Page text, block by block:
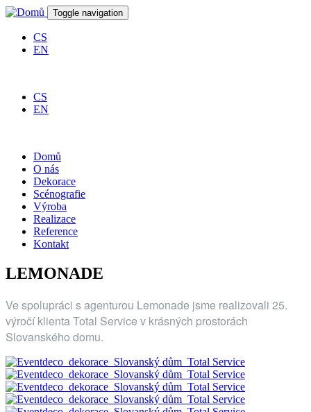
Přejít k hlavnímu obsahu
Toggle navigation
CS
EN
CS
EN
Domů
O nás
Dekorace
Scénografie
Výroba
Realizace
Reference
Kontakt
LEMONADE
Ve spolupráci s agenturou Lemonade jsme realizovali 25.
výročí klienta Total Service v krásných prostorách
Slovanského domu.